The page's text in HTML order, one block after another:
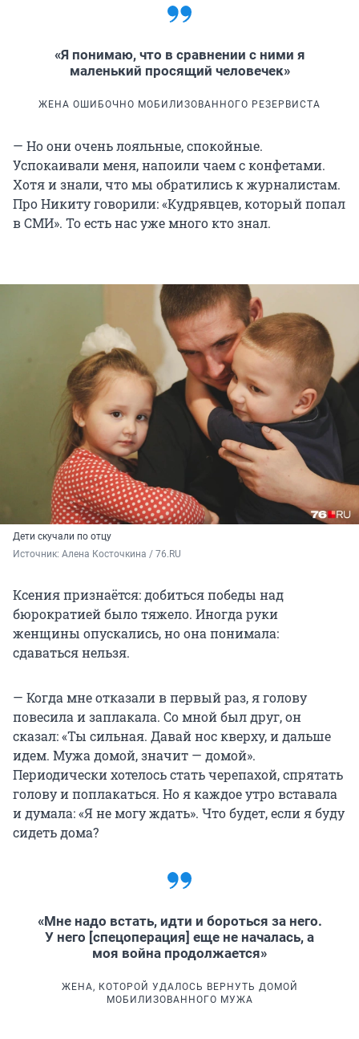
«Я понимаю, что в сравнении с ними я
маленький просящий человечек»
ЖЕНА ОШИБОЧНО МОБИЛИЗОВАННОГО РЕЗЕРВИСТА
— Но они очень лояльные, спокойные.
Успокаивали меня, напоили чаем с конфетами.
Хотя и знали, что мы обратились к журналистам.
Про Никиту говорили: «Кудрявцев, который попал
в СМИ». То есть нас уже много кто знал.
Дети скучали по отцу
Источник: Алена Косточкина / 76.RU
Ксения признаётся: добиться победы над
бюрократией было тяжело. Иногда руки
женщины опускались, но она понимала:
сдаваться нельзя.
— Когда мне отказали в первый раз, я голову
повесила и заплакала. Со мной был друг, он
сказал: «Ты сильная. Давай нос кверху, и дальше
идем. Мужа домой, значит — домой».
Периодически хотелось стать черепахой, спрятать
голову и поплакаться. Но я каждое утро вставала
и думала: «Я не могу ждать». Что будет, если я буду
сидеть дома?
«Мне надо встать, идти и бороться за него.
У него [спецоперация] еще не началась, а
моя война продолжается»
ЖЕНА, КОТОРОЙ УДАЛОСЬ ВЕРНУТЬ ДОМОЙ
МОБИЛИЗОВАННОГО МУЖА